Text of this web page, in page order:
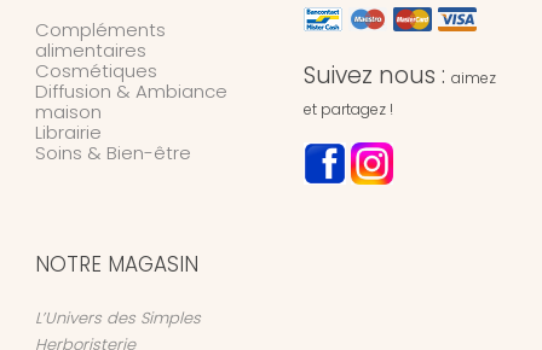
Compléments
alimentaires
Cosmétiques
Diffusion & Ambiance
maison
Librairie
Soins & Bien-être
Suivez nous : aimez
et partagez !
NOTRE MAGASIN
L’Univers des Simples
Herboristerie